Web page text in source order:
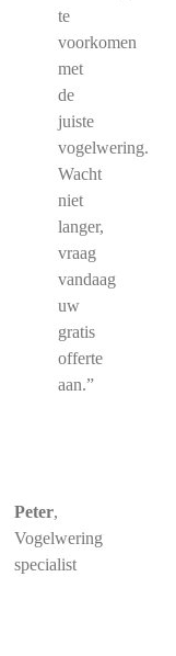
te
voorkomen
met
de
juiste
vogelwering.
Wacht
niet
langer,
vraag
vandaag
uw
gratis
offerte
aan.”
Peter,
Vogelwering
specialist